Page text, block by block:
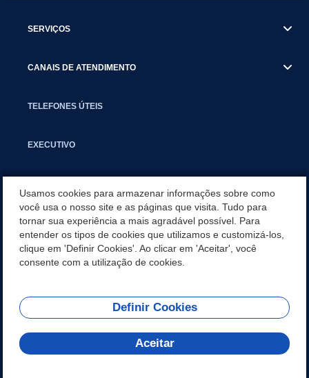
SERVIÇOS
CANAIS DE ATENDIMENTO
TELEFONES ÚTEIS
EXECUTIVO
APLICATIVO
SECRETARIAS
REDES SOCIAIS
Usamos cookies para armazenar informações sobre como
você usa o nosso site e as páginas que visita. Tudo para
tornar sua experiência a mais agradável possível. Para
entender os tipos de cookies que utilizamos e customizá-los,
clique em 'Definir Cookies'. Ao clicar em 'Aceitar', você
consente com a utilização de cookies.
Definir Cookies
Aceitar